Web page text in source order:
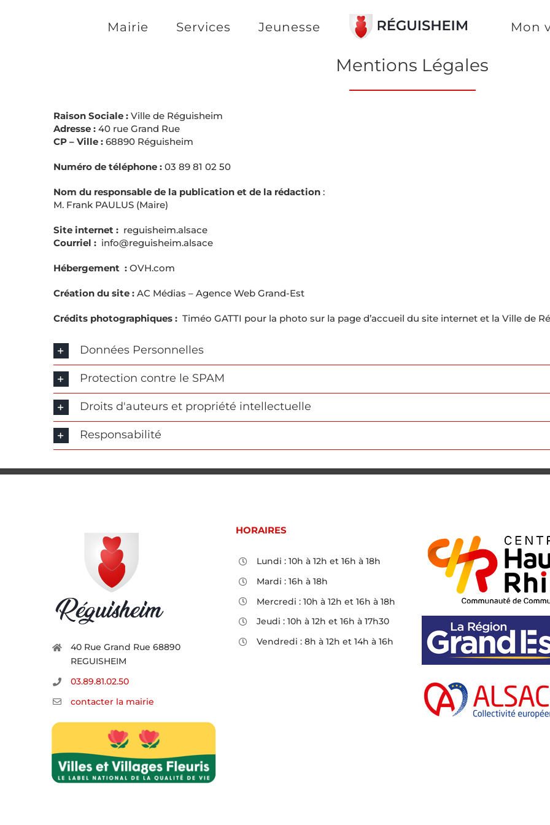
Mairie Services Jeunesse Mon
Mentions Légales
Raison Sociale : Ville de Réguisheim
Adresse : 40 rue Grand Rue
CP – Ville : 68890 Réguisheim
Numéro de téléphone : 03 89 81 02 50
Nom du responsable de la publication et de la rédaction:
M. Frank PAULUS (Maire)
Site internet : reguisheim.alsace
Courriel : info@reguisheim.alsace
Hébergement : OVH.com
Création du site : AC Médias – Agence Web Grand-Est
Crédits photographiques : Timéo GATTI pour la photo sur la page d’accueil du site internet et la Ville de
Données Personnelles
Protection contre le SPAM
Droits d'auteurs et propriété intellectuelle
Responsabilité
40 Rue Grand Rue 68890
REGUISHEIM
03.89.81.02.50
contacter la mairie
HORAIRES
Lundi : 10h à 12h et 16h à 18h
Mardi : 16h à 18h
Mercredi : 10h à 12h et 16h à 18h
Jeudi : 10h à 12h et 16h à 17h30
Vendredi : 8h à 12h et 14h à 16h